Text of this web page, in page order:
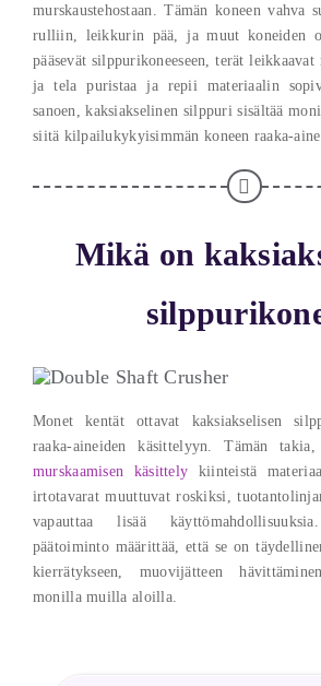
murskaustehostaan. Tämän koneen vahva
rulliin, leikkurin pää, ja muut koneiden
pääsevät silppurikoneeseen, terät leikkaavat
ja tela puristaa ja repii materiaalin
sanoen, kaksiakselinen silppuri sisältää
siitä kilpailukykyisimmän koneen raaka-
Mikä on
Monet kentät ottavat kaksiakselisen
raaka-aineiden käsittelyyn. Tämän
murskaamisen käsittely kiinteistä
irtotavarat muuttuvat roskiksi,
vapauttaa lisää
päätoiminto määrittää, että se on
kierrätykseen, muovijätteen
monilla muilla aloilla.